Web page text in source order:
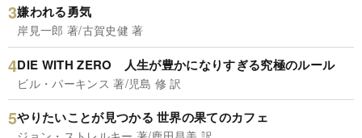
嫌われる勇気
岸見一郎 著/古賀史健 著
DIE WITH ZERO 人生が豊かになりすぎる究極のルール
ビル・パーキンス 著/児島 修 訳
やりたいことが見つかる 世界の果てのカフェ